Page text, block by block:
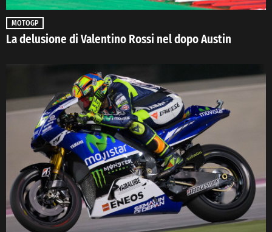
MOTOGP
La delusione di Valentino Rossi nel dopo Austin